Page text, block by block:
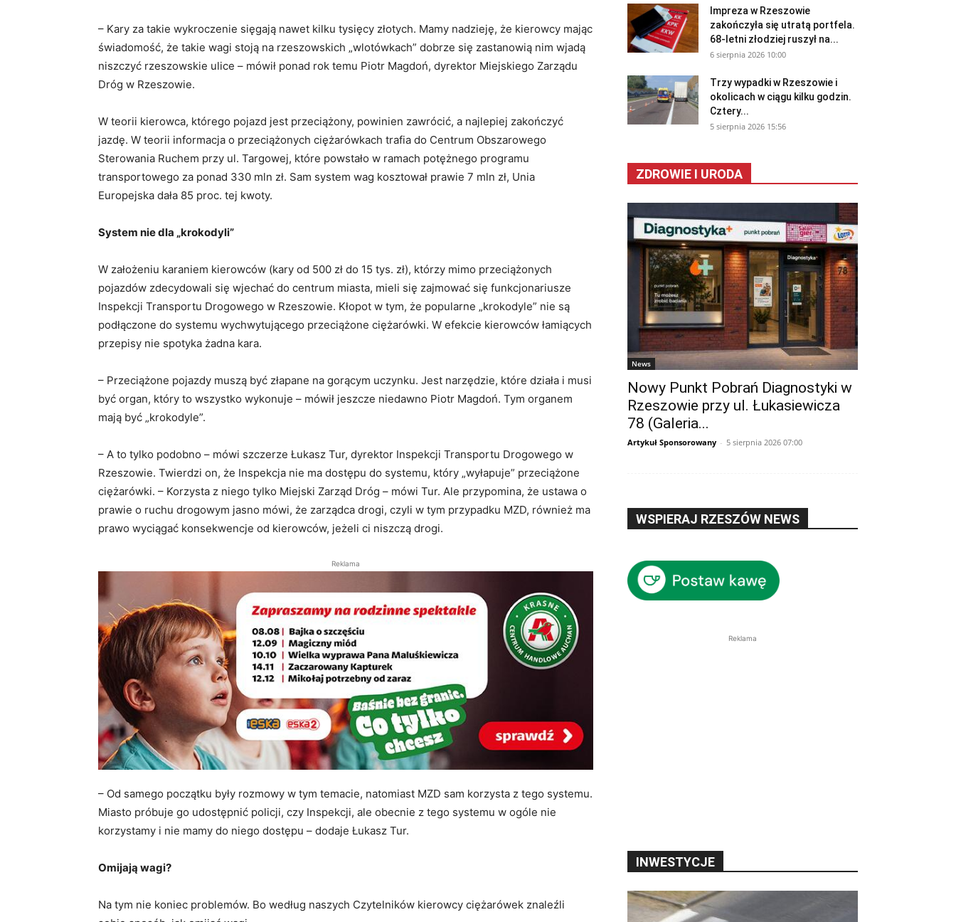
– Kary za takie wykroczenie sięgają nawet kilku tysięcy złotych. Mamy nadzieję, że kierowcy mając
świadomość, że takie wagi stoją na rzeszowskich „wlotówkach” dobrze się zastanowią nim wjadą
niszczyć rzeszowskie ulice – mówił ponad rok temu Piotr Magdoń, dyrektor Miejskiego Zarządu
Dróg w Rzeszowie.
W teorii kierowca, którego pojazd jest przeciążony, powinien zawrócić, a najlepiej zakończyć
jazdę. W teorii informacja o przeciążonych ciężarówkach trafia do Centrum Obszarowego
Sterowania Ruchem przy ul. Targowej, które powstało w ramach potężnego programu
transportowego za ponad 330 mln zł. Sam system wag kosztował prawie 7 mln zł, Unia
Europejska dała 85 proc. tej kwoty.
System nie dla „krokodyli”
W założeniu karaniem kierowców (kary od 500 zł do 15 tys. zł), którzy mimo przeciążonych
pojazdów zdecydowali się wjechać do centrum miasta, mieli się zajmować się funkcjonariusze
Inspekcji Transportu Drogowego w Rzeszowie. Kłopot w tym, że popularne „krokodyle” nie są
podłączone do systemu wychwytującego przeciążone ciężarówki. W efekcie kierowców łamiących
przepisy nie spotyka żadna kara.
– Przeciążone pojazdy muszą być złapane na gorącym uczynku. Jest narzędzie, które działa i musi
być organ, który to wszystko wykonuje – mówił jeszcze niedawno Piotr Magdoń. Tym organem
mają być „krokodyle”.
– A to tylko podobno – mówi szczerze Łukasz Tur, dyrektor Inspekcji Transportu Drogowego w
Rzeszowie. Twierdzi on, że Inspekcja nie ma dostępu do systemu, który „wyłapuje” przeciążone
ciężarówki. – Korzysta z niego tylko Miejski Zarząd Dróg – mówi Tur. Ale przypomina, że ustawa o
prawie o ruchu drogowym jasno mówi, że zarządca drogi, czyli w tym przypadku MZD, również ma
prawo wyciągać konsekwencje od kierowców, jeżeli ci niszczą drogi.
Reklama
– Od samego początku były rozmowy w tym temacie, natomiast MZD sam korzysta z tego systemu.
Miasto próbuje go udostępnić policji, czy Inspekcji, ale obecnie z tego systemu w ogóle nie
korzystamy i nie mamy do niego dostępu – dodaje Łukasz Tur.
Omijają wagi?
Na tym nie koniec problemów. Bo według naszych Czytelników kierowcy ciężarówek znaleźli
Impreza w Rzeszowie
zakończyła się utratą portfela.
68-letni złodziej ruszył na...
6 sierpnia 2026 10:00
Trzy wypadki w Rzeszowie i
okolicach w ciągu kilku godzin.
Cztery...
5 sierpnia 2026 15:56
ZDROWIE I URODA
News
Nowy Punkt Pobrań Diagnostyki w
Rzeszowie przy ul. Łukasiewicza
78 (Galeria...
Artykuł Sponsorowany - 5 sierpnia 2026 07:00
WSPIERAJ RZESZÓW NEWS
Reklama
INWESTYCJE